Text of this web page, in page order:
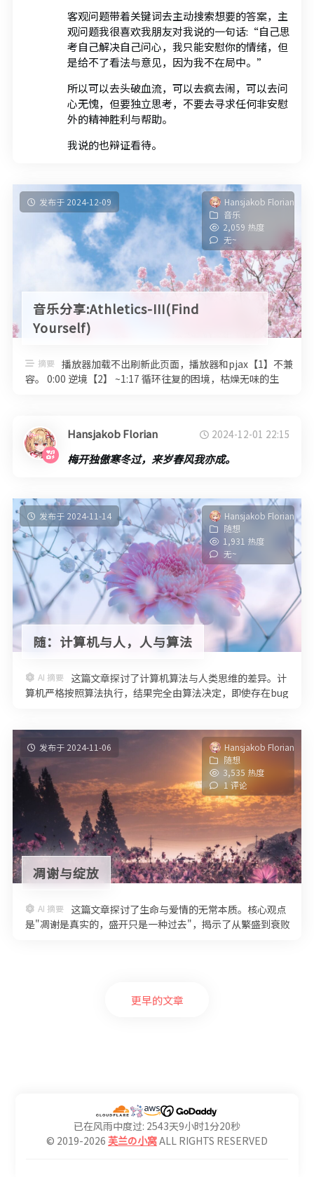
客观问题带着关键词去主动搜索想要的答案，主
观问题我很喜欢我朋友对我说的一句话:“自己思
考自己解决自己问心，我只能安慰你的情绪，但
是给不了看法与意见，因为我不在局中。”
所以可以去头破血流，可以去疯去闹，可以去问
心无愧，但要独立思考，不要去寻求任何非安慰
外的精神胜利与帮助。
我说的也辩证看待。
发布于 2024-12-09
Hansjakob Florian
音乐
2,059 热度
无~
音乐分享:Athletics-III(Find
Yourself)
摘要 播放器加载不出刷新此页面，播放器和pjax【1】不兼
容。 0:00 逆境【2】 ~1:17 循环往复的困境，枯燥无味的生
Hansjakob Florian 2024-12-01 22:15
梅开独傲寒冬过，来岁春风我亦成。
发布于 2024-11-14
Hansjakob Florian
随想
1,931 热度
无~
随：计算机与人，人与算法
AI 摘要
这篇文章探讨了计算机算法与人类思维的差异。计
算机严格按照算法执行，结果完全由算法决定，即使存在bug
发布于 2024-11-06
Hansjakob Florian
随想
3,535 热度
1 评论
凋谢与绽放
AI 摘要
这篇文章探讨了生命与爱情的无常本质。核心观点
是"凋谢是真实的，盛开只是一种过去"，揭示了从繁盛到衰败
更早的文章
已在风雨中度过: 2543天9小时1分21秒
© 2019-2026 芙兰の小窝ALL RIGHTS RESERVED